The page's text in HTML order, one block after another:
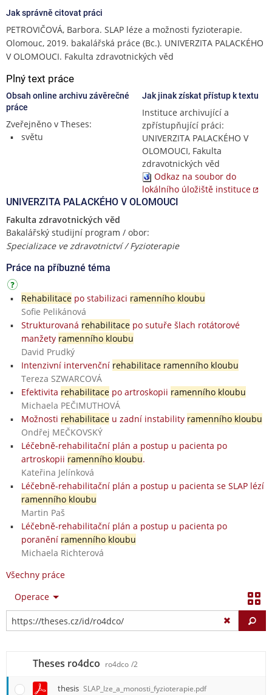
Jak správně citovat práci
PETROVIČOVÁ, Barbora. SLAP léze a možnosti fyzioterapie.
Olomouc, 2019. bakalářská práce (Bc.). UNIVERZITA PALACKÉHO
V OLOMOUCI. Fakulta zdravotnických věd
Plný text práce
Obsah online archivu závěrečné
práce
Zveřejněno v Theses:
světu
Jak jinak získat přístup k textu
Instituce archivující a
zpřístupňující práci:
UNIVERZITA PALACKÉHO V
OLOMOUCI, Fakulta
zdravotnických věd
Odkaz na soubor do
lokálního úložiště instituce
UNIVERZITA PALACKÉHO V OLOMOUCI
Fakulta zdravotnických věd
Bakalářský studijní program / obor:
Specializace ve zdravotnictví / Fyzioterapie
Práce na příbuzné téma
Rehabilitacepo stabilizaci ramenního kloubu
Sofie Pelikánová
Strukturovaná rehabilitacepo sutuře šlach rotátorové
manžety ramenního kloubu
David Prudký
Intenzivní intervenční rehabilitace ramenního kloubu
Tereza SZWARCOVÁ
Efektivita rehabilitacepo artroskopii ramenního kloubu
Michaela PEČIMUTHOVÁ
Možnosti rehabilitaceu zadní instability ramenního kloubu
Ondřej MEČKOVSKÝ
Léčebně-rehabilitační plán a postup u pacienta po
artroskopii ramenního kloubu.
Kateřina Jelínková
Léčebně-rehabilitační plán a postup u pacienta se SLAP lézí
ramenního kloubu
Martin Paš
Léčebně-rehabilitační plán a postup u pacienta po
poranění ramenního kloubu
Michaela Richterová
Všechny práce
Operace
Theses ro4dco ro4dco /2
thesis SLAP_lze_a_monosti_fyzioterapie.pdf